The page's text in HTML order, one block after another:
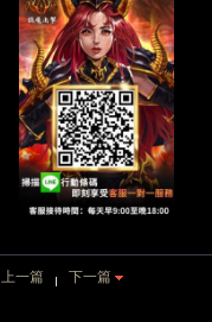
上一篇 下一篇